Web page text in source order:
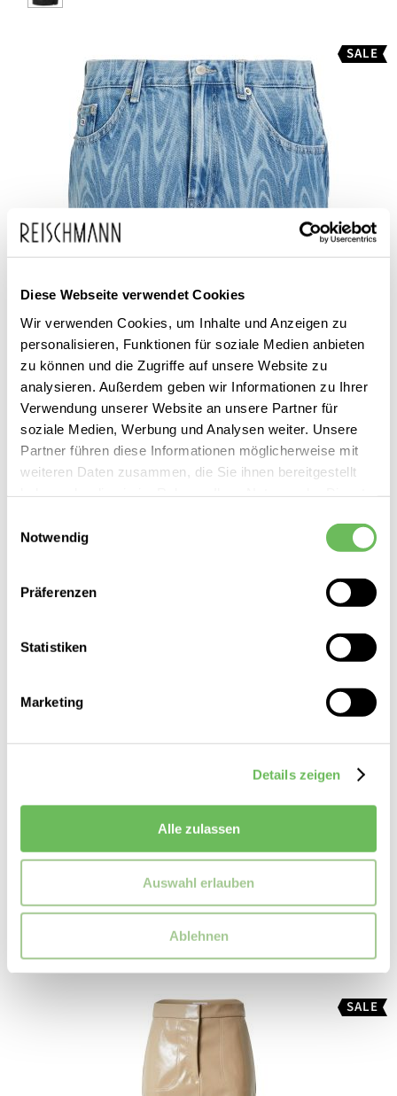
Diese Webseite verwendet Cookies
Wir verwenden Cookies, um Inhalte und Anzeigen zu
personalisieren, Funktionen für soziale Medien anbieten
zu können und die Zugriffe auf unsere Website zu
analysieren. Außerdem geben wir Informationen zu Ihrer
Verwendung unserer Website an unsere Partner für
soziale Medien, Werbung und Analysen weiter. Unsere
Partner führen diese Informationen möglicherweise mit
weiteren Daten zusammen, die Sie ihnen bereitgestellt
Notwendig
Präferenzen
Statistiken
Marketing
Details zeigen
Alle zulassen
Auswahl erlauben
Ablehnen
SALE
Tommy Jeans
Damen Jeansrock kurz Sophie Micro
89,90 €
44,99 €
SALE
Damen Cordrock kurz
SALE